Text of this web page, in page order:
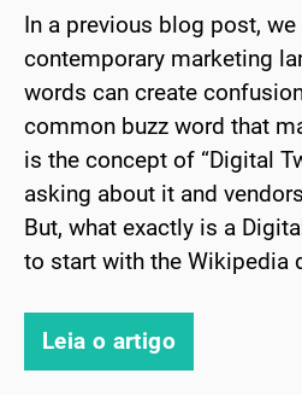
In a previous blog post,
contemporary marketing
words can create
common buzz word that
is the concept of “Digital
asking about it and
But, what exactly is a
to start with the Wikipedia
Leia o artigo